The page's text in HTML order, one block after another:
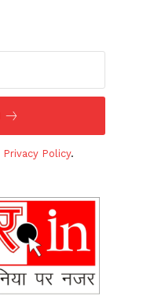
Privacy Policy.